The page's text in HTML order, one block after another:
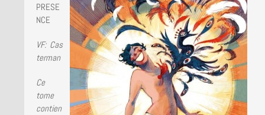
PRESE
NCE
VF: Cas
terman
Ce
tome
contien